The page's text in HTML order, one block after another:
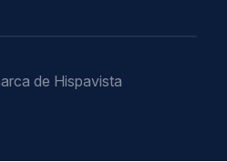
de Hispavista